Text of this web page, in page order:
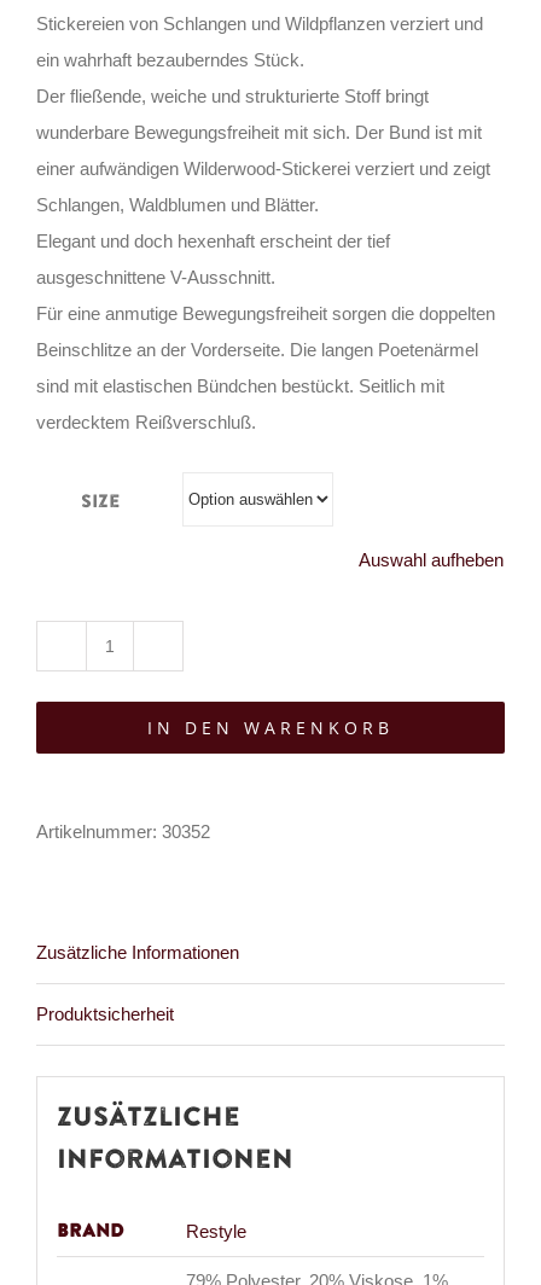
Stickereien von Schlangen und Wildpflanzen verziert und
ein wahrhaft bezauberndes Stück.
Der fließende, weiche und strukturierte Stoff bringt
wunderbare Bewegungsfreiheit mit sich. Der Bund ist mit
einer aufwändigen Wilderwood-Stickerei verziert und zeigt
Schlangen, Waldblumen und Blätter.
Elegant und doch hexenhaft erscheint der tief
ausgeschnittene V-Ausschnitt.
Für eine anmutige Bewegungsfreiheit sorgen die doppelten
Beinschlitze an der Vorderseite. Die langen Poetenärmel
sind mit elastischen Bündchen bestückt. Seitlich mit
verdecktem Reißverschluß.
Size
Auswahl aufheben
Kleid
PoisonedIN DEN WARENKORB
Artikelnummer: 30352
Zusätzliche Informationen
Produktsicherheit
Zusätzliche
Informationen
Brand Restyle
79% Polyester, 20% Viskose, 1%